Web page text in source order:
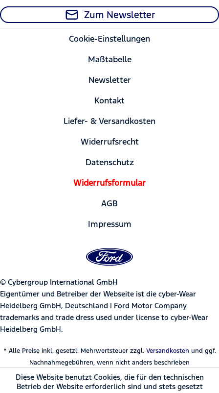
Zum Newsletter
Cookie-Einstellungen
Maßtabelle
Newsletter
Kontakt
Liefer- & Versandkosten
Widerrufsrecht
Datenschutz
Widerrufsformular
AGB
Impressum
© Cybergroup International GmbH
Eigentümer und Betreiber der Webseite ist die cyber-Wear
Heidelberg GmbH, Deutschland | Ford Motor Company
trademarks and trade dress used under license to cyber-Wear
Heidelberg GmbH.
* Alle Preise inkl. gesetzl. Mehrwertsteuer zzgl. Versandkosten und ggf.
Nachnahmegebühren, wenn nicht anders beschrieben
Diese Website benutzt Cookies, die für den technischen
Betrieb der Website erforderlich sind und stets gesetzt